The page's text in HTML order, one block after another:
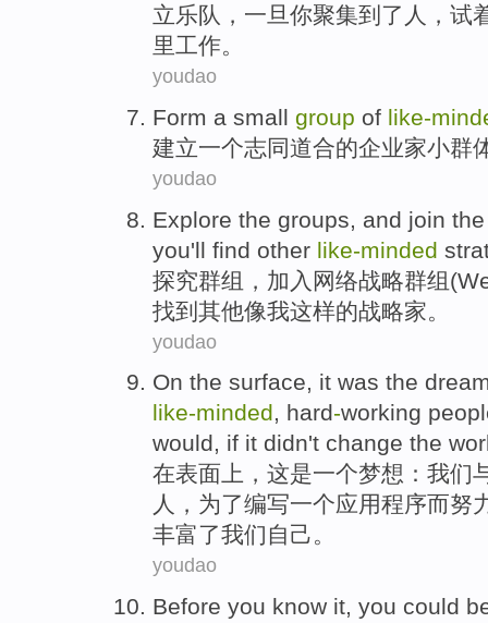
立乐队， 一旦 你聚集到了 人
，试
里工作。
youdao
Form a small group of like-
建立一个志同道合的企业家小群
youdao
Explore the groups , and join
you'll find other like-minded
探究群组 ， 加入 网络战略群组
找到 其他像我这样的战略家 。
youdao
On the surface, it was the
like-minded, hard-working
would, if it didn't change the
在表面 上， 这是一个梦想 ： 我们
人
，为了编写一个应用程序而努
丰富了我们 自己。
youdao
Before you know it, you could